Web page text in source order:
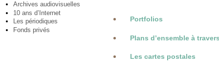
Archives audiovisuelles
10 ans d’Internet
Les périodiques
Fonds privés
Portfolios
Plans d’ensemble à
Les cartes postales